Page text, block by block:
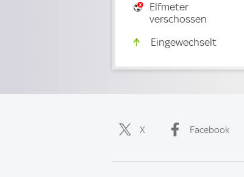
Elfmeter
verschossen
Eingewechselt
X Facebook